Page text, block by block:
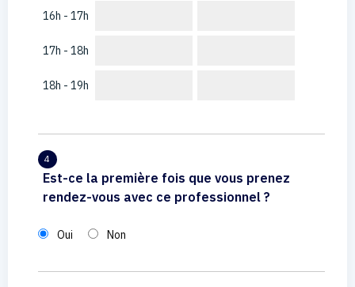
16h - 17h
17h - 18h
18h - 19h
4
Est-ce la première fois que vous prenez
rendez-vous avec ce professionnel ?
Oui Non